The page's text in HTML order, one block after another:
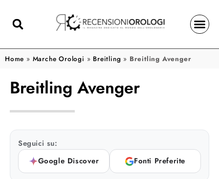
Home » Marche Orologi » Breitling » Breitling Avenger
Breitling Avenger
Seguici su:
Google Discover
Fonti Preferite